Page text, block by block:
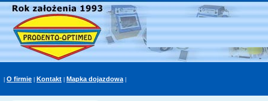
O firmie Kontakt Mapka dojazdowa|